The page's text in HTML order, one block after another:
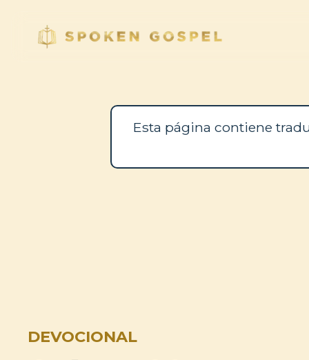
Esta página contiene
DEVOCIONAL